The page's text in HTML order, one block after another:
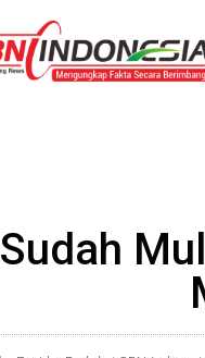
Sudah